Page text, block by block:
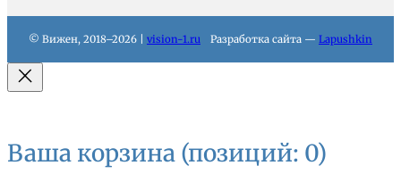
© Вижен, 2018–2026 | vision-1.ru Разработка сайта — Lapushkin
Ваша корзина (позиций: 0)